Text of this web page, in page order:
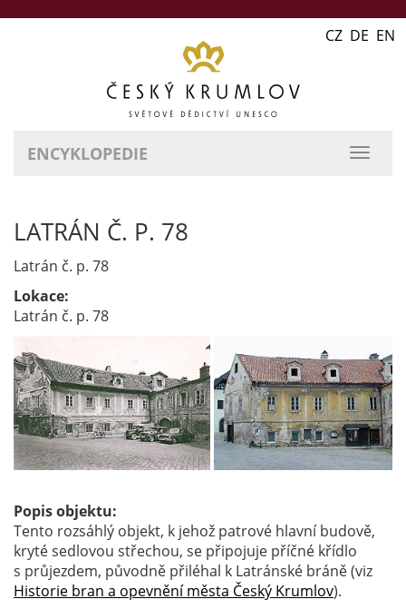
CZ DE EN
ENCYKLOPEDIE
LATRÁN Č. P. 78
Latrán č. p. 78
Lokace:
Latrán č. p. 78
Popis objektu:
Tento rozsáhlý objekt, k jehož patrové hlavní budově,
kryté sedlovou střechou, se připojuje příčné křídlo
s průjezdem, původně přiléhal k Latránské bráně (viz
Historie bran a opevnění města Český Krumlov).